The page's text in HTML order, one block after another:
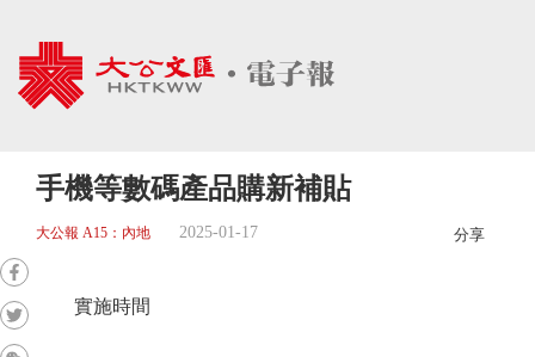
手機等數碼產品購新補貼
大公報 A15：內地 2025-01-17 分享
實施時間